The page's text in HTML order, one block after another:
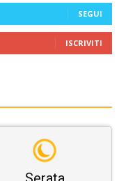
SEGUI
ISCRIVITI